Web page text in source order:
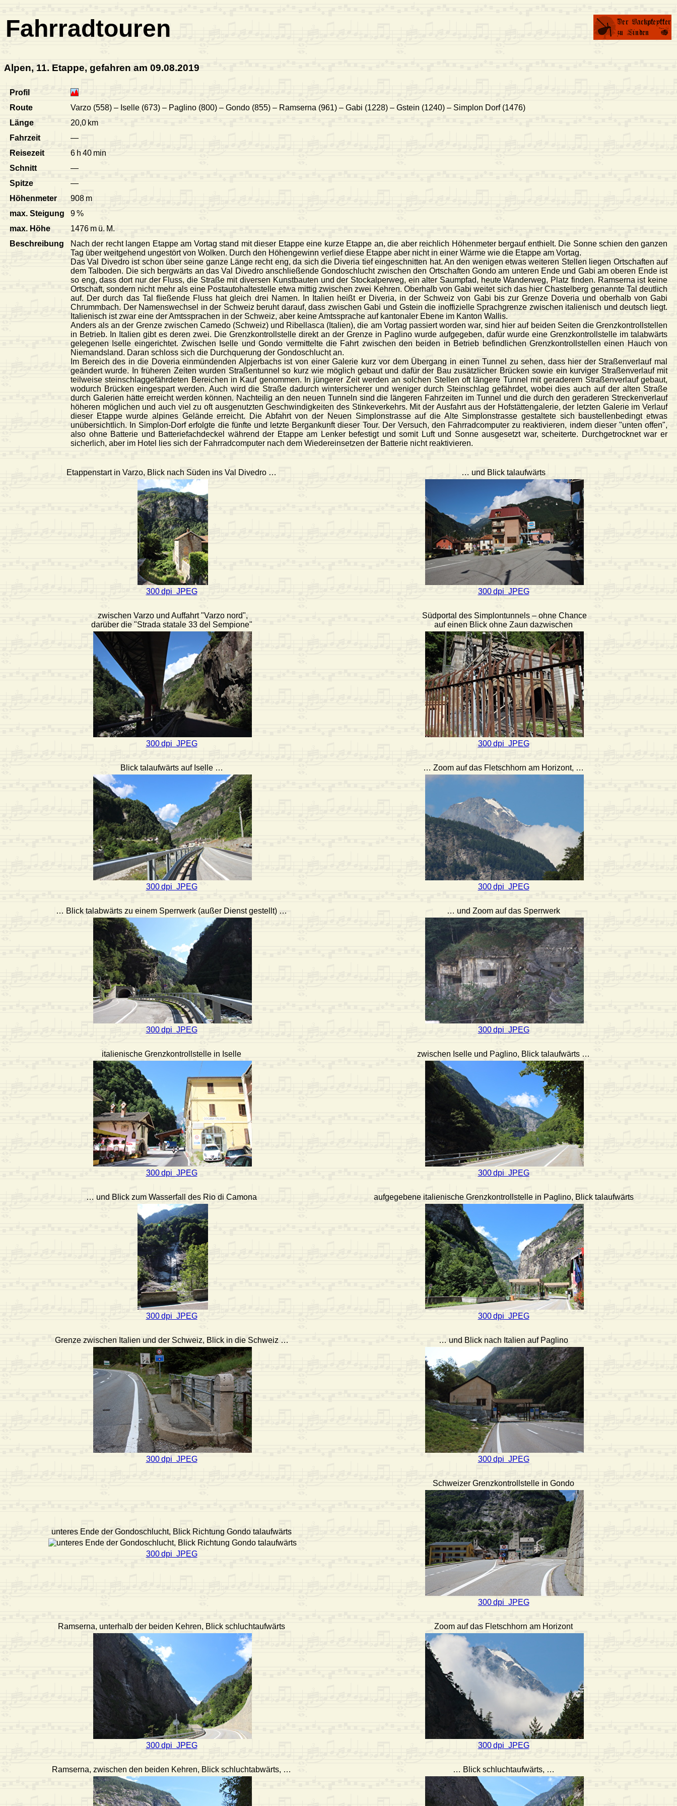
Fahrradtouren
Alpen, 11. Etappe, gefahren am 09.08.2019
Profil
Route
Varzo (558) – Iselle (673) – Paglino (800) – Gondo (855) – Ramserna (961) – Gabi (1228) – Gstein (1240) – Simplon Dorf (1476)
Länge
20,0 km
Fahrzeit
—
Reisezeit
6 h 40 min
Schnitt
—
Spitze
—
Höhenmeter
908 m
max. Steigung
9 %
max. Höhe
1476 m ü. M.
Beschreibung
Nach der recht langen Etappe am Vortag stand mit dieser Etappe eine kurze Etappe an, die aber reichlich Höhenmeter bergauf enthielt. Die Sonne schien den ganzen
Tag über weitgehend ungestört von Wolken. Durch den Höhengewinn verlief diese Etappe aber nicht in einer Wärme wie die Etappe am Vortag.
Das Val Divedro ist schon über seine ganze Länge recht eng, da sich die Diveria tief eingeschnitten hat. An den wenigen etwas weiteren Stellen liegen Ortschaften auf
dem Talboden. Die sich bergwärts an das Val Divedro anschließende Gondoschlucht zwischen den Ortschaften Gondo am unteren Ende und Gabi am oberen Ende ist
so eng, dass dort nur der Fluss, die Straße mit diversen Kunstbauten und der Stockalperweg, ein alter Saumpfad, heute Wanderweg, Platz finden. Ramserna ist keine
Ortschaft, sondern nicht mehr als eine Postautohaltestelle etwa mittig zwischen zwei Kehren. Oberhalb von Gabi weitet sich das hier Chastelberg genannte Tal deutlich
auf. Der durch das Tal fließende Fluss hat gleich drei Namen. In Italien heißt er Diveria, in der Schweiz von Gabi bis zur Grenze Doveria und oberhalb von Gabi
Chrummbach. Der Namenswechsel in der Schweiz beruht darauf, dass zwischen Gabi und Gstein die inoffizielle Sprachgrenze zwischen italienisch und deutsch liegt.
Italienisch ist zwar eine der Amtssprachen in der Schweiz, aber keine Amtssprache auf kantonaler Ebene im Kanton Wallis.
Anders als an der Grenze zwischen Camedo (Schweiz) und Ribellasca (Italien), die am Vortag passiert worden war, sind hier auf beiden Seiten die Grenzkontrollstellen
in Betrieb. In Italien gibt es deren zwei. Die Grenzkontrollstelle direkt an der Grenze in Paglino wurde aufgegeben, dafür wurde eine Grenzkontrollstelle im talabwärts
gelegenen Iselle eingerichtet. Zwischen Iselle und Gondo vermittelte die Fahrt zwischen den beiden in Betrieb befindlichen Grenzkontrollstellen einen Hauch von
Niemandsland. Daran schloss sich die Durchquerung der Gondoschlucht an.
Im Bereich des in die Doveria einmündenden Alpjerbachs ist von einer Galerie kurz vor dem Übergang in einen Tunnel zu sehen, dass hier der Straßenverlauf mal
geändert wurde. In früheren Zeiten wurden Straßentunnel so kurz wie möglich gebaut und dafür der Bau zusätzlicher Brücken sowie ein kurviger Straßenverlauf mit
teilweise steinschlaggefährdeten Bereichen in Kauf genommen. In jüngerer Zeit werden an solchen Stellen oft längere Tunnel mit geraderem Straßenverlauf gebaut,
wodurch Brücken eingespart werden. Auch wird die Straße dadurch wintersicherer und weniger durch Steinschlag gefährdet, wobei dies auch auf der alten Straße
durch Galerien hätte erreicht werden können. Nachteilig an den neuen Tunneln sind die längeren Fahrzeiten im Tunnel und die durch den geraderen Streckenverlauf
höheren möglichen und auch viel zu oft ausgenutzten Geschwindigkeiten des Stinkeverkehrs. Mit der Ausfahrt aus der Hofstättengalerie, der letzten Galerie im Verlauf
dieser Etappe wurde alpines Gelände erreicht. Die Abfahrt von der Neuen Simplonstrasse auf die Alte Simplonstrasse gestaltete sich baustellenbedingt etwas
unübersichtlich. In Simplon-Dorf erfolgte die fünfte und letzte Bergankunft dieser Tour. Der Versuch, den Fahrradcomputer zu reaktivieren, indem dieser "unten offen",
also ohne Batterie und Batteriefachdeckel während der Etappe am Lenker befestigt und somit Luft und Sonne ausgesetzt war, scheiterte. Durchgetrocknet war er
sicherlich, aber im Hotel lies sich der Fahrradcomputer nach dem Wiedereinsetzen der Batterie nicht reaktivieren.
Etappenstart in Varzo, Blick nach Süden ins Val Divedro …
300 dpi JPEG
… und Blick talaufwärts
300 dpi JPEG
zwischen Varzo und Auffahrt "Varzo nord",
darüber die "Strada statale 33 del Sempione"
300 dpi JPEG
Südportal des Simplontunnels – ohne Chance
auf einen Blick ohne Zaun dazwischen
300 dpi JPEG
Blick talaufwärts auf Iselle …
300 dpi JPEG
… Zoom auf das Fletschhorn am Horizont, …
300 dpi JPEG
… Blick talabwärts zu einem Sperrwerk (außer Dienst gestellt) …
300 dpi JPEG
… und Zoom auf das Sperrwerk
300 dpi JPEG
italienische Grenzkontrollstelle in Iselle
300 dpi JPEG
zwischen Iselle und Paglino, Blick talaufwärts …
300 dpi JPEG
… und Blick zum Wasserfall des Rio di Camona
300 dpi JPEG
aufgegebene italienische Grenzkontrollstelle in Paglino, Blick talaufwärts
300 dpi JPEG
Grenze zwischen Italien und der Schweiz, Blick in die Schweiz …
300 dpi JPEG
… und Blick nach Italien auf Paglino
300 dpi JPEG
unteres Ende der Gondoschlucht, Blick Richtung Gondo talaufwärts
300 dpi JPEG
Schweizer Grenzkontrollstelle in Gondo
300 dpi JPEG
Ramserna, unterhalb der beiden Kehren, Blick schluchtaufwärts
300 dpi JPEG
Zoom auf das Fletschhorn am Horizont
300 dpi JPEG
Ramserna, zwischen den beiden Kehren, Blick schluchtabwärts, … … Blick schluchtaufwärts, …